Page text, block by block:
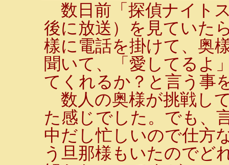
数日前「探偵ナイト
後に放送）を見ていた
樣に電話を掛けて、奥
聞いて、「愛してるよ
てくれるか？と言う事
数人の奥様が挑戦し
た感じでした。でも、
中だし忙しいので仕方
う旦那様もいたのでど